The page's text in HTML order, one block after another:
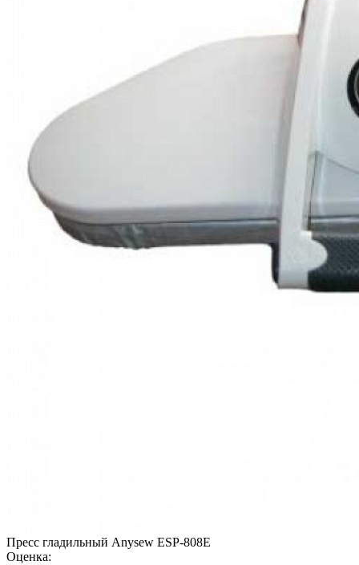
Пресс гладильный Anysew ESP-808E
Оценка: